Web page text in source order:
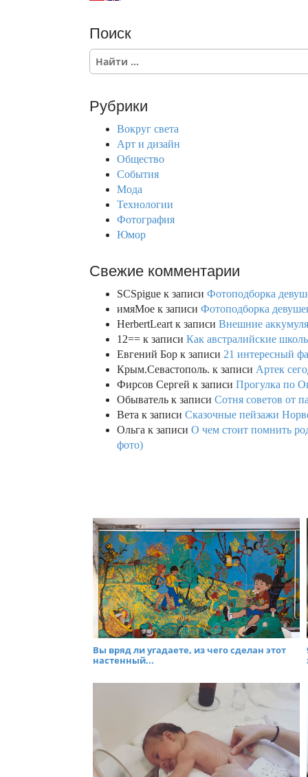
Поиск
S
c
Рубрики
Вокруг света
Арт и дизайн
Общество
События
Мода
Технологии
Фотография
Юмор
Свежие комментарии
SCSpigue к записи Фотоподборка
имяМое к записи Фотоподборка
HerbertLeart к записи Внешние
12== к записи Как австралийские
Евгений Бор к записи 21 интересный
Крым.Севастополь. к записи Артек
Фирсов Сергей к записи Прогулка по
Обыватель к записи Сотня советов от
Вета к записи Сказочные пейзажи
Ольга к записи О чем стоит помнить
фото)
Вы вряд ли угадаете, из чего сделан этот
настенный...